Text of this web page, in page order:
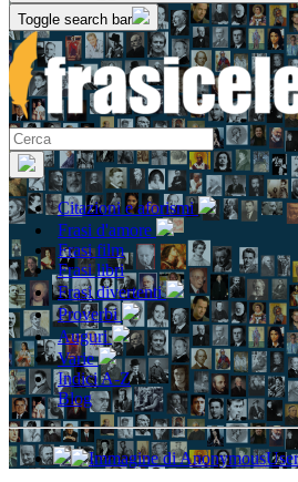
Toggle search bar
Citazioni e aforismi
Frasi d'amore
Frasi film
Frasi libri
Frasi divertenti
Proverbi
Auguri
Varie
Indici A-Z
Blog